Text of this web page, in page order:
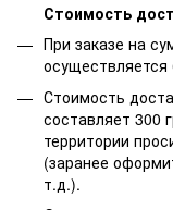
Стоимость
При заказе на
осуществляется
Стоимость
составляет 300
территории
(заранее
т.д.).